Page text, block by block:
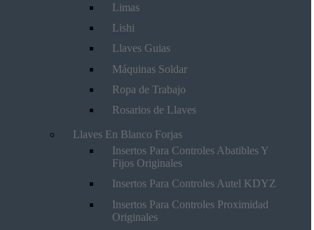
Limas
Lishi
Llaves Guias
Máquinas Soldar
Ropa de Trabajo
Rosarios de Llaves
Llaves En Blanco Forjas
Insertos Para Controles Abatibles Y
Fijos Originales
Insertos Para Controles Autel KDYZ
Insertos Para Controles Proximidad
Originales